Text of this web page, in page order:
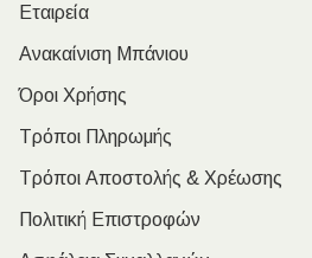
Εταιρεία
Ανακαίνιση Μπάνιου
Όροι Χρήσης
Τρόποι Πληρωμής
Τρόποι Αποστολής & Χρέωσης
Πολιτική Επιστροφών